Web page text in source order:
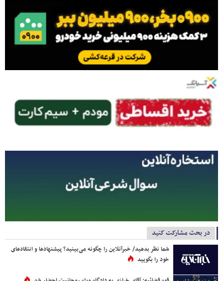
در بحث مشارکت کنید
شما نظر بدهید/ خبرآنلاین را چگونه می‌بینید؟ پیشنهادها و انتقادهای
خود را بگویید